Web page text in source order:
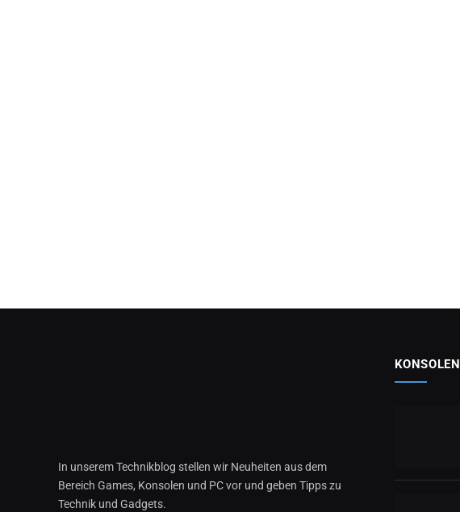
In unserem Technikblog stellen wir Neuheiten aus dem
Bereich Games, Konsolen und PC vor und geben Tipps zu
Technik und Gadgets.
KONSOLEN